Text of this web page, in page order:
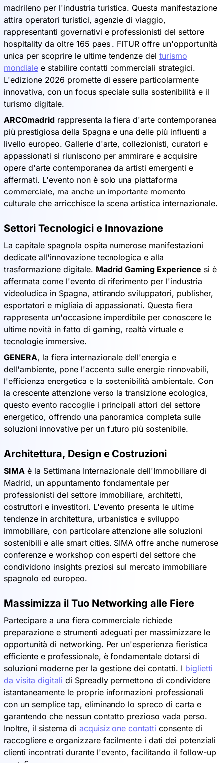
madrileno per l'industria turistica. Questa manifestazione
attira operatori turistici, agenzie di viaggio,
rappresentanti governativi e professionisti del settore
hospitality da oltre 165 paesi. FITUR offre un'opportunità
unica per scoprire le ultime tendenze del turismo
mondiale e stabilire contatti commerciali strategici.
L'edizione 2026 promette di essere particolarmente
innovativa, con un focus speciale sulla sostenibilità e il
turismo digitale.
ARCOmadrid rappresenta la fiera d'arte contemporanea
più prestigiosa della Spagna e una delle più influenti a
livello europeo. Gallerie d'arte, collezionisti, curatori e
appassionati si riuniscono per ammirare e acquisire
opere d'arte contemporanea da artisti emergenti e
affermati. L'evento non è solo una piattaforma
commerciale, ma anche un importante momento
culturale che arricchisce la scena artistica internazionale.
Settori Tecnologici e Innovazione
La capitale spagnola ospita numerose manifestazioni
dedicate all'innovazione tecnologica e alla
trasformazione digitale. Madrid Gaming Experience si è
affermata come l'evento di riferimento per l'industria
videoludica in Spagna, attirando sviluppatori, publisher,
esportatori e migliaia di appassionati. Questa fiera
rappresenta un'occasione imperdibile per conoscere le
ultime novità in fatto di gaming, realtà virtuale e
tecnologie immersive.
GENERA, la fiera internazionale dell'energia e
dell'ambiente, pone l'accento sulle energie rinnovabili,
l'efficienza energetica e la sostenibilità ambientale. Con
la crescente attenzione verso la transizione ecologica,
questo evento raccoglie i principali attori del settore
energetico, offrendo una panoramica completa sulle
soluzioni innovative per un futuro più sostenibile.
Architettura, Design e Costruzioni
SIMA è la Settimana Internazionale dell'Immobiliare di
Madrid, un appuntamento fondamentale per
professionisti del settore immobiliare, architetti,
costruttori e investitori. L'evento presenta le ultime
tendenze in architettura, urbanistica e sviluppo
immobiliare, con particolare attenzione alle soluzioni
sostenibili e alle smart cities. SIMA offre anche numerose
conferenze e workshop con esperti del settore che
condividono insights preziosi sul mercato immobiliare
spagnolo ed europeo.
Massimizza il Tuo Networking alle Fiere
Partecipare a una fiera commerciale richiede
preparazione e strumenti adeguati per massimizzare le
opportunità di networking. Per un'esperienza fieristica
efficiente e professionale, è fondamentale dotarsi di
soluzioni moderne per la gestione dei contatti. I biglietti
da visita digitali di Spreadly permettono di condividere
istantaneamente le proprie informazioni professionali
con un semplice tap, eliminando lo spreco di carta e
garantendo che nessun contatto prezioso vada perso.
Inoltre, il sistema di acquisizione contatti consente di
raccogliere e organizzare facilmente i dati dei potenziali
clienti incontrati durante l'evento, facilitando il follow-up